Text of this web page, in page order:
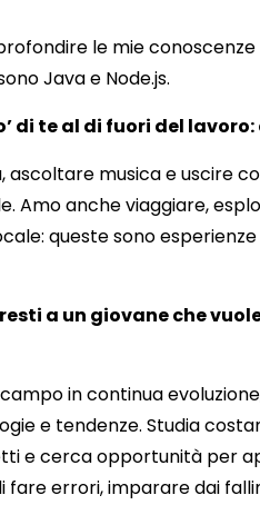
le mie
Java e Node.js.
di te al di fuori del
ascoltare musica e uscire
Amo anche viaggiare,
queste sono
a un giovane che
in continua
e tendenze. Studia
e cerca opportunità per
fare errori, imparare dai